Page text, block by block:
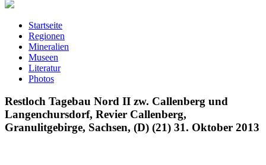
Startseite
Regionen
Mineralien
Museen
Literatur
Photos
Restloch Tagebau Nord II zw. Callenberg und
Langenchursdorf, Revier Callenberg,
Granulitgebirge, Sachsen, (D) (21) 31. Oktober 2013